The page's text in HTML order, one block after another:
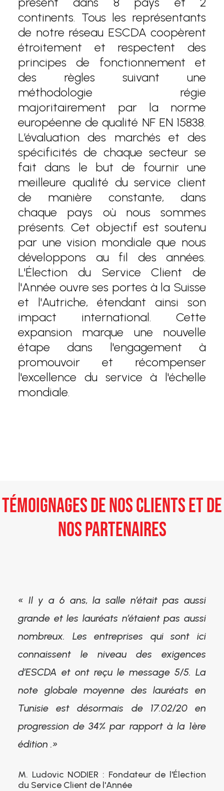
continents. Tous les représentants
de notre réseau ESCDA coopèrent
étroitement et respectent des
principes de fonctionnement et
des règles suivant une
méthodologie régie
majoritairement par la norme
européenne de qualité NF EN 15838.
L’évaluation des marchés et des
spécificités de chaque secteur se
fait dans le but de fournir une
meilleure qualité du service client
de manière constante, dans
chaque pays où nous sommes
présents. Cet objectif est soutenu
par une vision mondiale que nous
développons au fil des années.
L'Élection du Service Client de
l'Année ouvre ses portes à la Suisse
et l'Autriche, étendant ainsi son
impact international. Cette
expansion marque une nouvelle
étape dans l'engagement à
promouvoir et récompenser
l'excellence du service à l'échelle
mondiale.
TÉMOIGNAGES DE NOS CLIENTS ET DE
NOS PARTENAIRES
« Il y a 6 ans, la salle n’était pas aussi
grande et les lauréats n’étaient pas aussi
nombreux. Les entreprises qui sont ici
connaissent le niveau des exigences
d’ESCDA et ont reçu le message 5/5. La
note globale moyenne des lauréats en
Tunisie est désormais de 17.02/20 en
progression de 34% par rapport à la 1ère
édition .»
M. Ludovic NODIER : Fondateur de l'Élection
du Service Client de l'Année